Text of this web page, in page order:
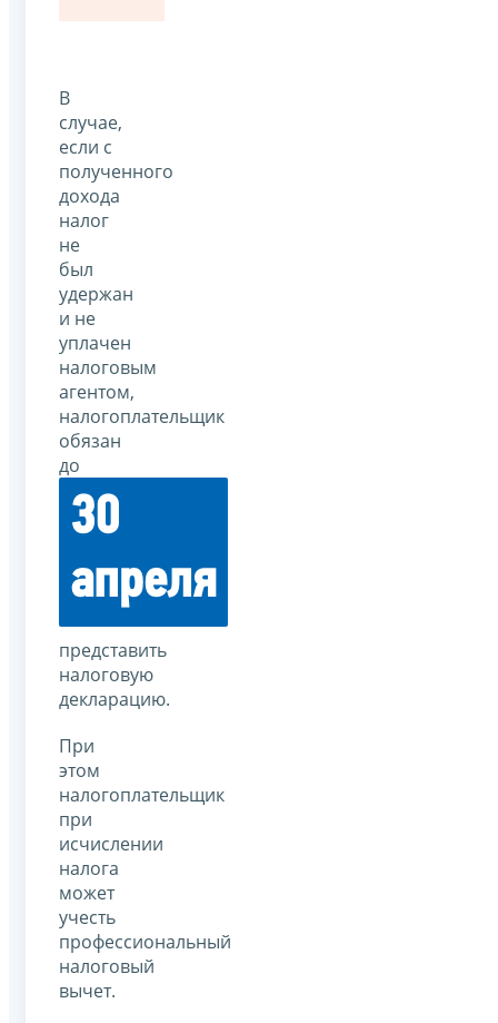
В
случае,
если с
полученного
дохода
налог
не
был
удержан
и не
уплачен
налоговым
агентом,
налогоплательщик
обязан
до
30
апреля
представить
налоговую
декларацию.
При
этом
налогоплательщик
при
исчислении
налога
может
учесть
профессиональный
налоговый
вычет.